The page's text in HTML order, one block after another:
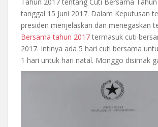
tanggal 15 Juni 2017. Dalam Keputusan
presiden menjelaskan dan menegaskan
Bersama tahun 2017 termasuk cuti
2017. Intinya ada 5 hari cuti bersama
1 hari untuk hari natal. Monggo disimak